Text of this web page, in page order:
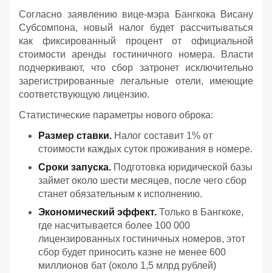
Согласно заявлению вице-мэра Бангкока Висану
Субсомпона, новый налог будет рассчитываться
как фиксированный процент от официальной
стоимости аренды гостиничного номера. Власти
подчеркивают, что сбор затронет исключительно
зарегистрированные легальные отели, имеющие
соответствующую лицензию.
Статистические параметры нового оброка:
Размер ставки. Налог составит 1% от
стоимости каждых суток проживания в номере.
Сроки запуска. Подготовка юридической базы
займет около шести месяцев, после чего сбор
станет обязательным к исполнению.
Экономический эффект. Только в Бангкоке,
где насчитывается более 100 000
лицензированных гостиничных номеров, этот
сбор будет приносить казне не менее 600
миллионов бат (около 1,5 млрд рублей)